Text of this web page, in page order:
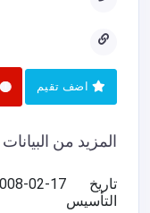
اضف تقيم
المزيد من البيانات
تاريخ
التأسيس
02-17